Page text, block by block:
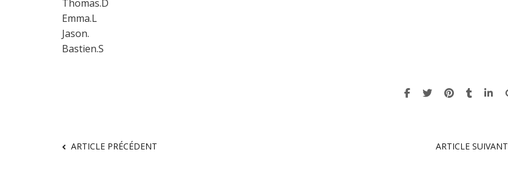
Thomas.D
Emma.L
Jason.
Bastien.S
ARTICLE PRÉCÉDENT ARTICLE SUIVANT